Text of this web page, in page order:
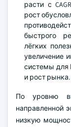
расти с
рост
быстрого
лёгких
увеличение
системы для
и рост рынка.
По уровню
направленной
низкую